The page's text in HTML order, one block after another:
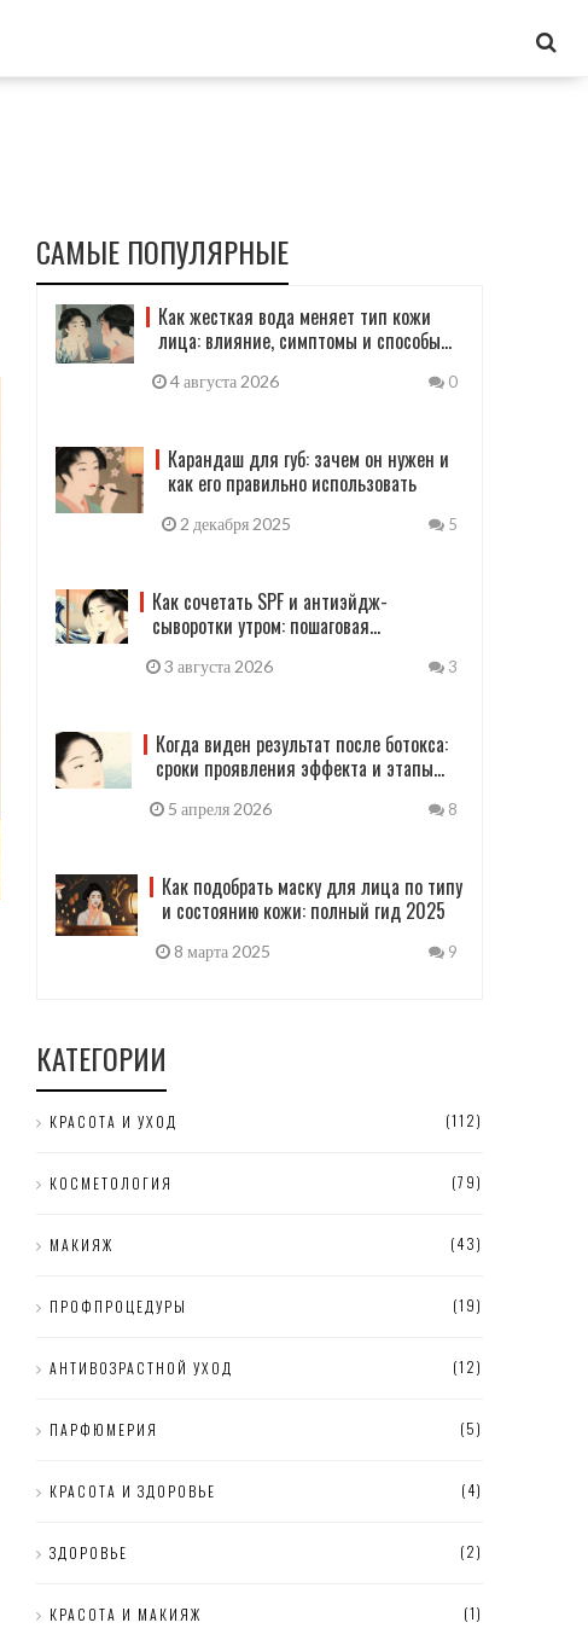
САМЫЕ ПОПУЛЯРНЫЕ
Как жесткая вода меняет тип кожи
лица: влияние, симптомы и способы
4 августа 2026 0
Карандаш для губ: зачем он нужен и
как его правильно использовать
2 декабря 2025 5
Как сочетать SPF и антиэйдж-
сыворотки утром: пошаговая
3 августа 2026 3
Когда виден результат после ботокса:
сроки проявления эффекта и этапы
5 апреля 2026 8
Как подобрать маску для лица по типу
и состоянию кожи: полный гид 2025
8 марта 2025 9
КАТЕГОРИИ
КРАСОТА И УХОД (112)
КОСМЕТОЛОГИЯ (79)
МАКИЯЖ (43)
ПРОФПРОЦЕДУРЫ (19)
АНТИВОЗРАСТНОЙ УХОД (12)
ПАРФЮМЕРИЯ (5)
КРАСОТА И ЗДОРОВЬЕ (4)
ЗДОРОВЬЕ (2)
КРАСОТА И МАКИЯЖ (1)